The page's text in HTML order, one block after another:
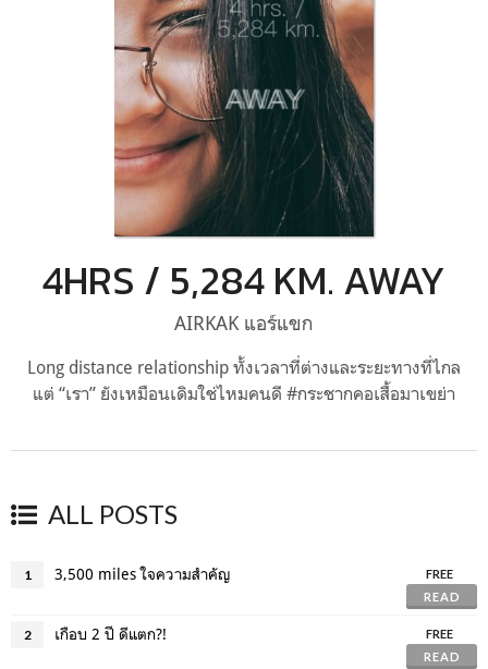
4HRS / 5,284 KM. AWAY
AIRKAK แอร์แขก
Long distance relationship ทั้งเวลาที่ต่างและระยะทางที่ไกล
แต่ “เรา” ยังเหมือนเดิมใช่ไหมคนดี #กระชากคอเสื้อมาเขย่า
ALL POSTS
1 3,500 miles ใจความสำคัญ
FREE
READ
2 เกือบ 2 ปี ดีแตก?!
FREE
READ